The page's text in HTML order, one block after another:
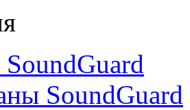
SoundGuard